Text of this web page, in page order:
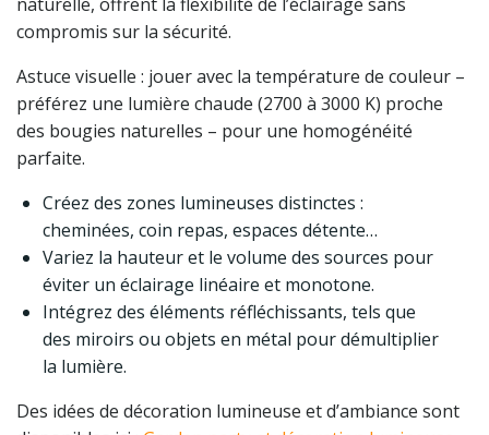
compromis sur la sécurité.
Astuce visuelle : jouer avec la température de couleur –
préférez une lumière chaude (2700 à 3000 K) proche
des bougies naturelles – pour une homogénéité
parfaite.
Créez des zones lumineuses distinctes :
cheminées, coin repas, espaces détente…
Variez la hauteur et le volume des sources pour
éviter un éclairage linéaire et monotone.
Intégrez des éléments réfléchissants, tels que
des miroirs ou objets en métal pour démultiplier
la lumière.
Des idées de décoration lumineuse et d’ambiance sont